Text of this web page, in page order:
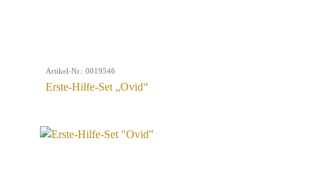
Artikel-Nr.: 0019546
Erste-Hilfe-Set „Ovid“